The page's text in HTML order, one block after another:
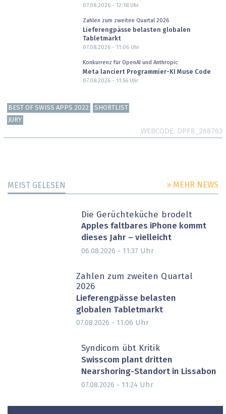
07.08.2026 - 12:18Uhr
Zahlen zum zweiten Quartal 2026
Lieferengpässe belasten globalen
Tabletmarkt
07.08.2026 - 11:06Uhr
Konkurrenz für OpenAI und Anthropic
Meta lanciert Programmier-KI Muse Code
07.08.2026 - 11:56Uhr
BEST OF SWISS APPS 2022
SHORTLIST
JURY
WEBCODE DPF8_268763
MEIST GELESEN » MEHR NEWS
Die Gerüchteküche brodelt
Apples faltbares iPhone kommt
dieses Jahr – vielleicht
06.08.2026 - 11:37 Uhr
Zahlen zum zweiten Quartal
2026
Lieferengpässe belasten
globalen Tabletmarkt
07.08.2026 - 11:06 Uhr
Syndicom übt Kritik
Swisscom plant dritten
Nearshoring-Standort in Lissabon
07.08.2026 - 11:24 Uhr